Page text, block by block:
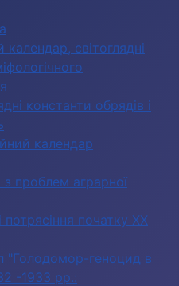
календар, світоглядні
константи обрядів і
календар
проблем аграрної
потрясіння початку ХХ
"Голодомор-геноцид в
-1933 рр.: